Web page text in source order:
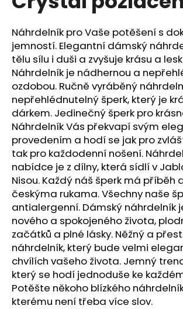
z
hvězdiček.
Náhrdelník pro Vaše potěšení s
jemností. Elegantní dámský
tělu sílu i duši a zvyšuje krásu a
Náhrdelník je nádhernou a
ozdobou. Ručně vyráběný
nepřehlédnutelný šperk, který je
dárkem. Jedinečný šperk pro
Náhrdelník Vás překvapí svým
provedením a hodí se jak pro
tak pro každodenní nošení.
nabídce je z dílny, která sídlí v
Nisou. Každý náš šperk má příběh
českýma rukama. Všechny naše
antialergenní. Dámský náhrdelník
nového a spokojeného života,
začátků a plné lásky. Něžný a
náhrdelník, který bude velmi
chvílích vašeho života. Jemný
který se hodí jednoduše ke
Potěšte někoho blízkého
kterému není třeba více slov.
j
e
m
e
PRSTEN
RIVOLI
8-
12
VIOLET
SWAROVSKI
257
Kč